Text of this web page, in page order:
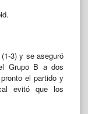
3) y se aseguró
Grupo B a dos
el partido y
evitó que los